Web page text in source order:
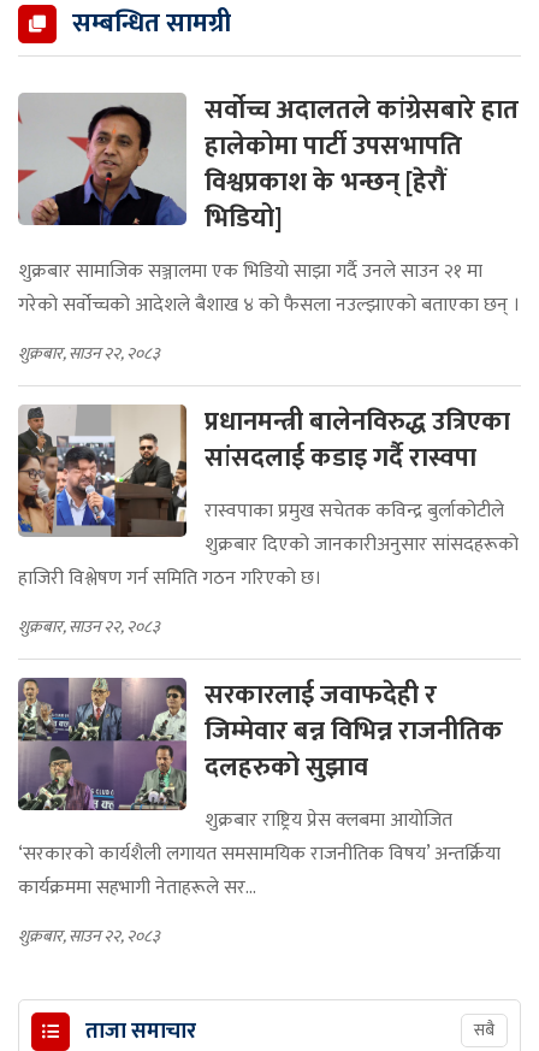
सम्बन्धित सामग्री
सर्वोच्च अदालतले कांग्रेसबारे हात
हालेकोमा पार्टी उपसभापति
विश्वप्रकाश के भन्छन् [हेरौं
भिडियो]
शुक्रबार सामाजिक सञ्जालमा एक भिडियो साझा गर्दै उनले साउन २१ मा
गरेको सर्वोच्चको आदेशले बैशाख ४ को फैसला नउल्झाएको बताएका छन् ।
शुक्रबार, साउन २२, २०८३
प्रधानमन्त्री बालेनविरुद्ध उत्रिएका
सांसदलाई कडाइ गर्दै रास्वपा
रास्वपाका प्रमुख सचेतक कविन्द्र बुर्लाकोटीले
शुक्रबार दिएको जानकारीअनुसार सांसदहरूको
हाजिरी विश्लेषण गर्न समिति गठन गरिएको छ।
शुक्रबार, साउन २२, २०८३
सरकारलाई जवाफदेही र
जिम्मेवार बन्न विभिन्न राजनीतिक
दलहरुको सुझाव
शुक्रबार राष्ट्रिय प्रेस क्लबमा आयोजित
‘सरकारको कार्यशैली लगायत समसामयिक राजनीतिक विषय’ अन्तर्क्रिया
कार्यक्रममा सहभागी नेताहरूले सर...
शुक्रबार, साउन २२, २०८३
ताजा समाचार सबै